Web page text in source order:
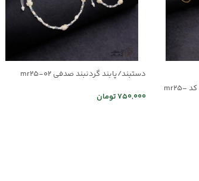
ست دستبند و گردنبند Van Cleef کد mr25-
دستبند/پابند گردنبند صدفی mr25-02
750,000تومان